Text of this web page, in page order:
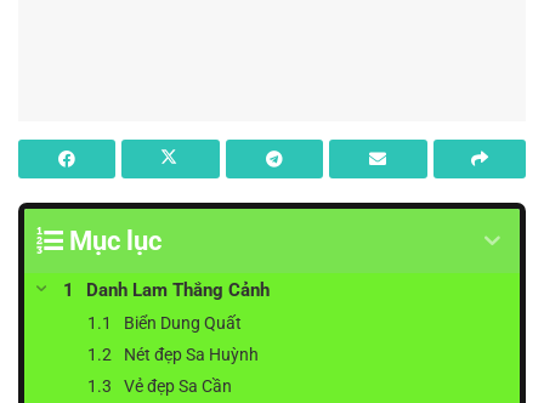
Mục lục
Danh Lam Thắng Cảnh
Biển Dung Quất
Nét đẹp Sa Huỳnh
Vẻ đẹp Sa Cần